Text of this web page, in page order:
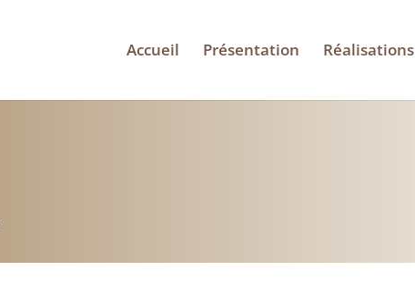
Accueil Présentation Réalisations